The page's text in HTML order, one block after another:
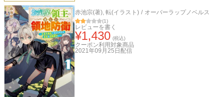
赤池宗(著), 転(イラスト) / オーバーラップノベルス
(1)
レビューを書く
¥1,430 (税込)
クーポン利用対象商品
2021年09月25日 配信